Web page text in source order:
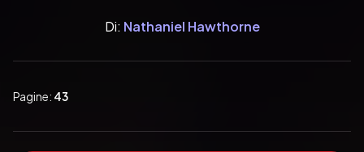
Di: Nathaniel Hawthorne
Pagine: 43